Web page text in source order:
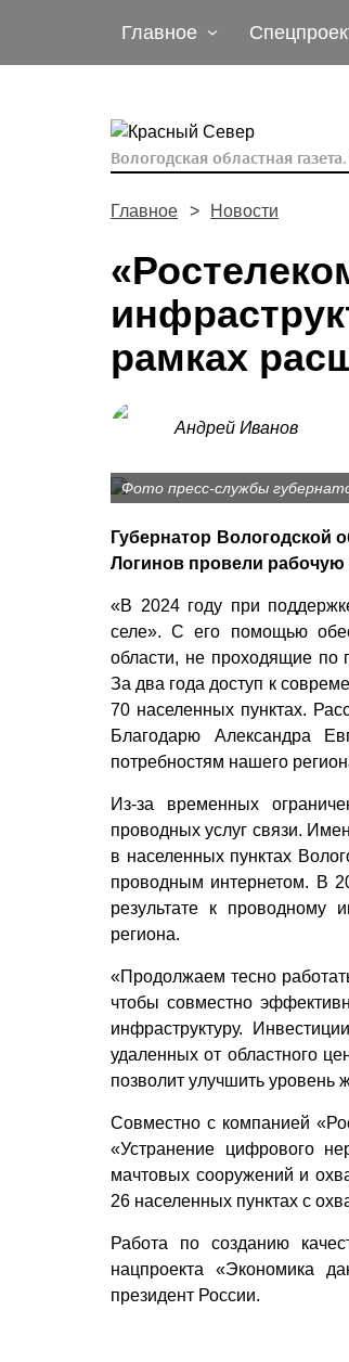
Главное
Вологодская областная газета.
Главное Новости
рамках
Андрей Иванов
Фото пресс-службы
Губернатор Вологодской
Логинов провели
«В 2024 году при
селе». С его помощью
области, не проходящие по
За два года доступ к
70 населенных пунктах.
Благодарю Александра
потребностям нашего
Из-за временных
проводных услуг связи.
в населенных пунктах
проводным интернетом. В
результате к проводному
региона.
«Продолжаем тесно
чтобы совместно
инфраструктуру.
удаленных от областного
позволит улучшить уровень
Совместно с компанией
«Устранение цифрового
мачтовых сооружений и
26 населенных пунктах с
Работа по созданию
нацпроекта «Экономика
президент России.